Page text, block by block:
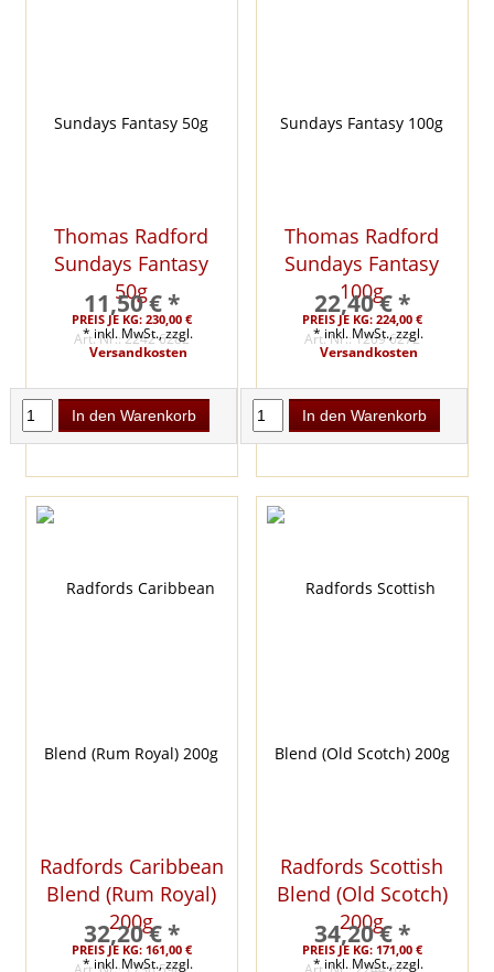
Thomas Radford
Sundays Fantasy
50g
PREIS JE KG: 230,00 €
Art. Nr.: 2242 6282
11,50 € *
* inkl. MwSt., zzgl.
Versandkosten
In den Warenkorb
Thomas Radford
Sundays Fantasy
100g
PREIS JE KG: 224,00 €
Art. Nr.: 1209 6272
22,40 € *
* inkl. MwSt., zzgl.
Versandkosten
In den Warenkorb
Radfords Caribbean
Blend (Rum Royal)
200g
PREIS JE KG: 161,00 €
32,20 € *
* inkl. MwSt., zzgl.
Radfords Scottish
Blend (Old Scotch)
200g
PREIS JE KG: 171,00 €
34,20 € *
* inkl. MwSt., zzgl.